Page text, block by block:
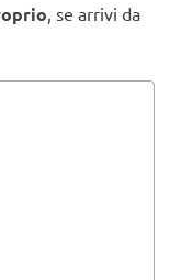
, se arrivi da